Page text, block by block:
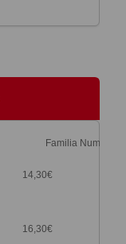
Familia
14,30€
16,30€